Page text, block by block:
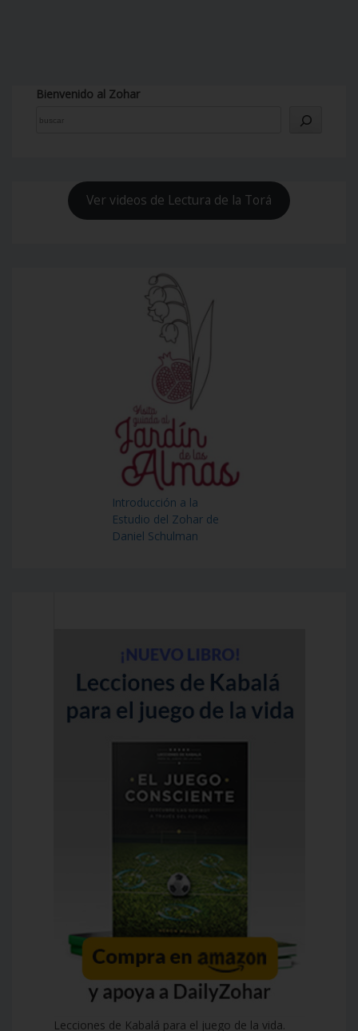
Bienvenido al Zohar
Ver videos de Lectura de la Torá
Introducción a la
Estudio del Zohar de
Daniel Schulman
Lecciones de Kabalá para el juego de la vida.